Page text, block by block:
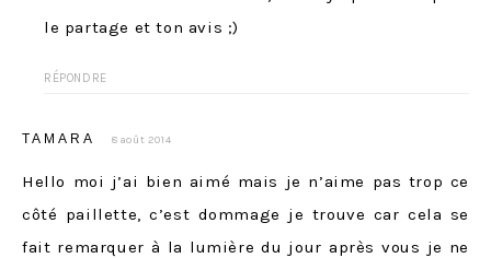
le partage et ton avis ;)
RÉPONDRE
TAMARA 8 août 2014
Hello moi j’ai bien aimé mais je n’aime pas trop ce
côté paillette, c’est dommage je trouve car cela se
fait remarquer à la lumière du jour après vous je ne